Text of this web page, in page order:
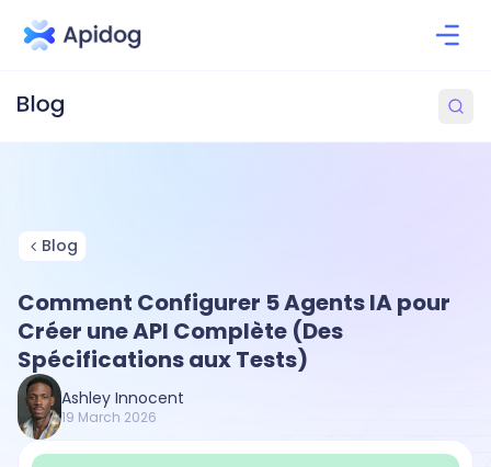
Blog
Comment Configurer 5 Agents IA pour
Créer une API Complète (Des
Spécifications aux Tests)
Ashley Innocent
19 March 2026